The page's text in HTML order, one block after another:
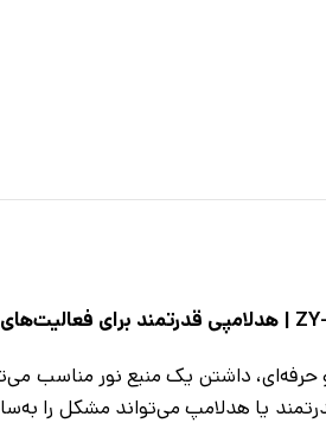
و حرفه‌ای، داشتن یک منبع نور مناسب
یا هدلامپ می‌تواند مشکل را